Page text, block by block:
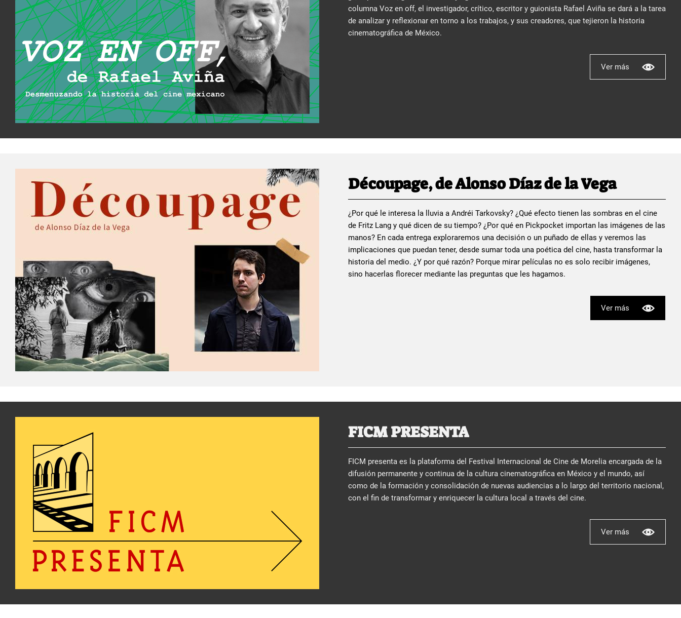
columna Voz en off, el investigador, crítico, escritor y guionista Rafael Aviña se dará a la tarea
de analizar y reflexionar en torno a los trabajos, y sus creadores, que tejieron la historia
cinematográfica de México.
Ver más
Découpage, de Alonso Díaz de la Vega
¿Por qué le interesa la lluvia a Andréi Tarkovsky? ¿Qué efecto tienen las sombras en el cine
de Fritz Lang y qué dicen de su tiempo? ¿Por qué en Pickpocket importan las imágenes de las
manos? En cada entrega exploraremos una decisión o un puñado de ellas y veremos las
implicaciones que puedan tener, desde sumar toda una poética del cine, hasta transformar la
historia del medio. ¿Y por qué razón? Porque mirar películas no es solo recibir imágenes,
sino hacerlas florecer mediante las preguntas que les hagamos.
Ver más
FICM PRESENTA
FICM presenta es la plataforma del Festival Internacional de Cine de Morelia encargada de la
difusión permanente y continua de la cultura cinematográfica en México y el mundo, así
como de la formación y consolidación de nuevas audiencias a lo largo del territorio nacional,
con el fin de transformar y enriquecer la cultura local a través del cine.
Ver más